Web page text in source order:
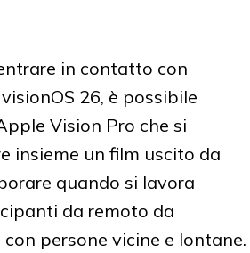
in contatto con
26, è possibile
Vision Pro che si
insieme un film uscito da
quando si lavora
da remoto da
persone vicine e lontane.